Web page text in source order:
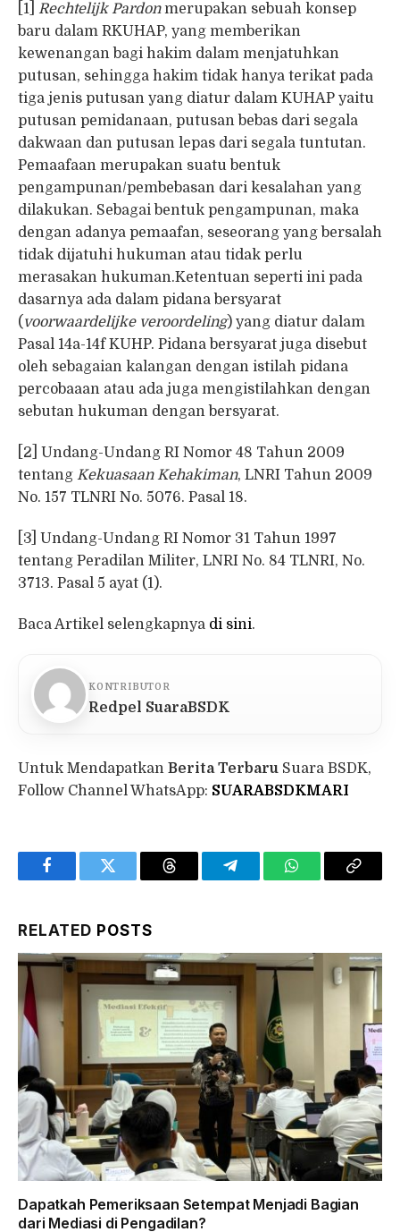
[1] Rechtelijk Pardonmerupakan sebuah konsep
baru dalam RKUHAP, yang memberikan
kewenangan bagi hakim dalam menjatuhkan
putusan, sehingga hakim tidak hanya terikat pada
tiga jenis putusan yang diatur dalam KUHAP yaitu
putusan pemidanaan, putusan bebas dari segala
dakwaan dan putusan lepas dari segala tuntutan.
Pemaafaan merupakan suatu bentuk
pengampunan/pembebasan dari kesalahan yang
dilakukan. Sebagai bentuk pengampunan, maka
dengan adanya pemaafan, seseorang yang bersalah
tidak dijatuhi hukuman atau tidak perlu
merasakan hukuman.Ketentuan seperti ini pada
dasarnya ada dalam pidana bersyarat
( voorwaardelijke veroordeling) yang diatur dalam
Pasal 14a-14f KUHP. Pidana bersyarat juga disebut
oleh sebagaian kalangan dengan istilah pidana
percobaaan atau ada juga mengistilahkan dengan
sebutan hukuman dengan bersyarat.
[2] Undang-Undang RI Nomor 48 Tahun 2009
tentang Kekuasaan Kehakiman, LNRI Tahun 2009
No. 157 TLNRI No. 5076. Pasal 18.
[3] Undang-Undang RI Nomor 31 Tahun 1997
tentang Peradilan Militer, LNRI No. 84 TLNRI, No.
3713. Pasal 5 ayat (1).
Baca Artikel selengkapnya di sini.
KONTRIBUTOR
Redpel SuaraBSDK
Untuk Mendapatkan Berita Terbaru Suara BSDK,
Follow Channel WhatsApp: SUARABSDKMARI
FacebookTwitter Threads TelegramWhatsAppCopy
RELATED POSTS
Dapatkah Pemeriksaan Setempat Menjadi Bagian
dari Mediasi di Pengadilan?